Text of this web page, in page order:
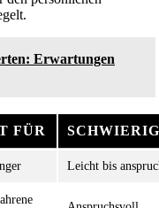
Erwartungen
FÜR
Leicht bis